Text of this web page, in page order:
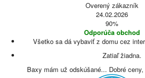
Overený zákazník
24.02.2026
90%
Odporúča obchod
Všetko sa dá vybaviť z domu cez
Zatiaľ žiadna.
Baxy mám už odskúšané... Dobré